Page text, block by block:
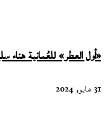
«أول العطر» للعُمانية
31 مايو، 2024